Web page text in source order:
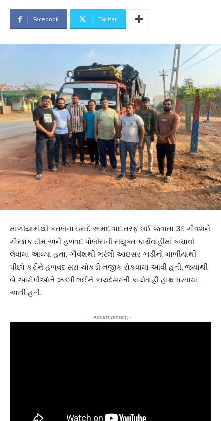
Facebook Twitter
માળીયામાંથી કતલના ઇરાદે અમદાવાદ તરફ લઈ જવાતા 35 ગૌવંશને
ગૌરક્ષક ટીમ અને હળવદ પોલીસની સંયુક્ત કાર્યવાહીમાં બચાવી
લેવામાં આવ્યા હતા. ગૌવંશથી ભરેલી આઇસર ગાડીનો માળીયાથી
પીછો કરીને હળવદ સરા ચોકડી નજીક રોકવામાં આવી હતી, જ્યાંથી
બે આરોપીઓને ઝડપી લઈને કાયદેસરની કાર્યવાહી હાથ ધરવામાં
આવી હતી.
- Advertisement -